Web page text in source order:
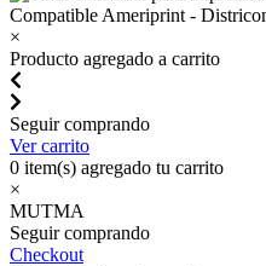
×
Producto agregado a carrito
Seguir comprando
Ver carrito
0 item(s) agregado tu carrito
×
MUTMA
Seguir comprando
Checkout